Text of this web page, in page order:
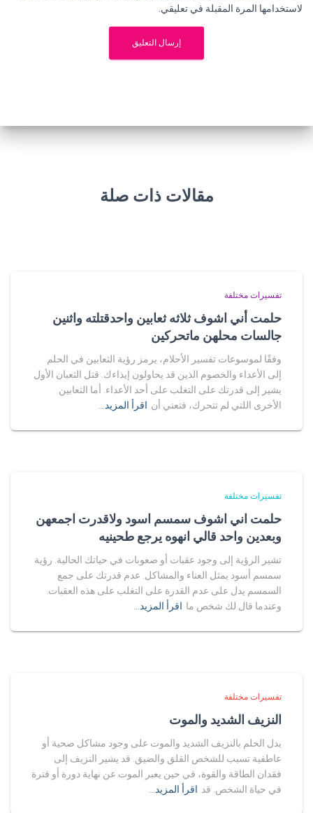
لاستخدامها المرة المقبلة في تعليقي.
مقالات ذات صلة
تفسيرات مختلفة
حلمت أني اشوف ثلاثه ثعابين واحدقتلته واثنين
جالسات محلهن ماتحركين
وفقًا لموسوعات تفسير الأحلام، يرمز رؤية الثعابين في الحلم
إلى الأعداء والخصوم الذين قد يحاولون إيذاءك. قتل الثعبان الأول
يشير إلى قدرتك على التغلب على أحد الأعداء. أما الثعابين
الأخرى اللتي لم تتحرك، فتعني أن اقرأ المزيد…
تفسيرات مختلفة
حلمت اني اشوف سمسم اسود ولاقدرت اجمعهن
وبعدين واحد قالي انهوه يرجع طحينيه
تشير الرؤية إلى وجود عقبات أو صعوبات في حياتك الحالية. رؤية
سمسم أسود يمثل العناء والمشاكل. عدم قدرتك على جمع
السمسم يدل على عدم القدرة على التغلب على هذه العقبات.
وعندما قال لك شخص ما اقرأ المزيد…
تفسيرات مختلفة
النزيف الشديد والموت
يدل الحلم بالنزيف الشديد والموت على وجود مشاكل صحية أو
عاطفية تسبب للشخص القلق والضيق. قد يشير النزيف إلى
فقدان الطاقة والقوة، في حين يعبر الموت عن نهاية دورة أو فترة
في حياة الشخص. قد اقرأ المزيد…